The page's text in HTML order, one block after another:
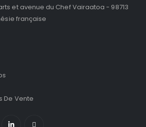
et avenue du Chef Vairaatoa - 98713
française
De Vente